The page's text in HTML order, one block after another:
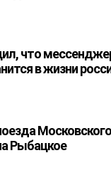
что
в жизни
Рыбацкое